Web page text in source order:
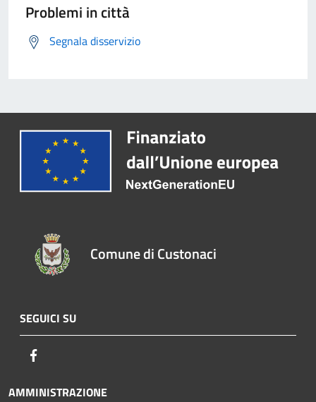
Problemi in città
Segnala disservizio
Comune di Custonaci
SEGUICI SU
AMMINISTRAZIONE